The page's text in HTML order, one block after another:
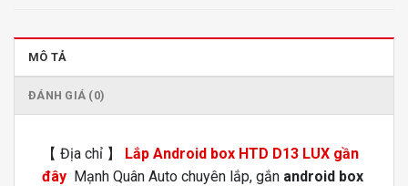
MÔ TẢ
ĐÁNH GIÁ (0)
【 Địa chỉ 】 Lắp Android box HTD D13 LUX gần
đây ️ Mạnh Quân Auto chuyên lắp, gắn android box